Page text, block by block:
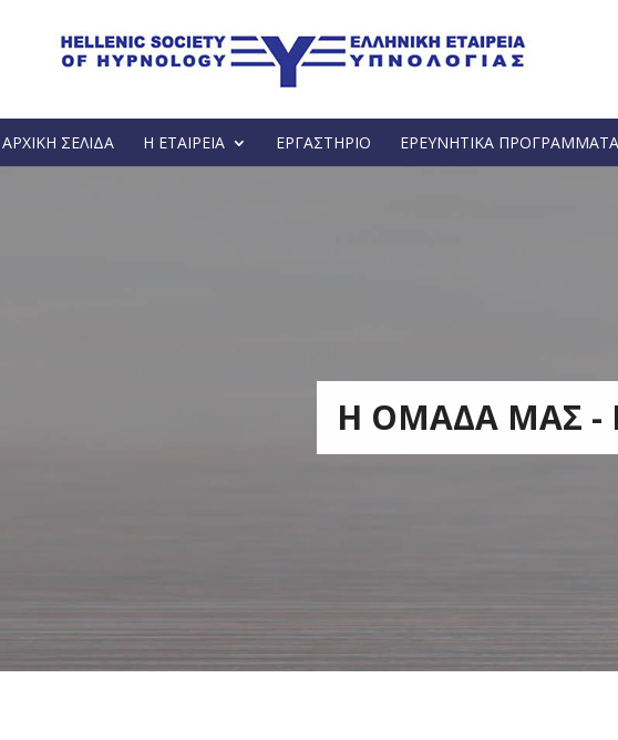
ΑΡΧΙΚΗ ΣΕΛΙΔΑ Η ΕΤΑΙΡΕΙΑ ΕΡΓΑΣΤΗΡΙΟ ΕΡΕΥΝΗΤΙΚΑ ΠΡΟΓΡΑΜΜΑΤΑ
Η ΟΜΑΔΑ ΜΑΣ -